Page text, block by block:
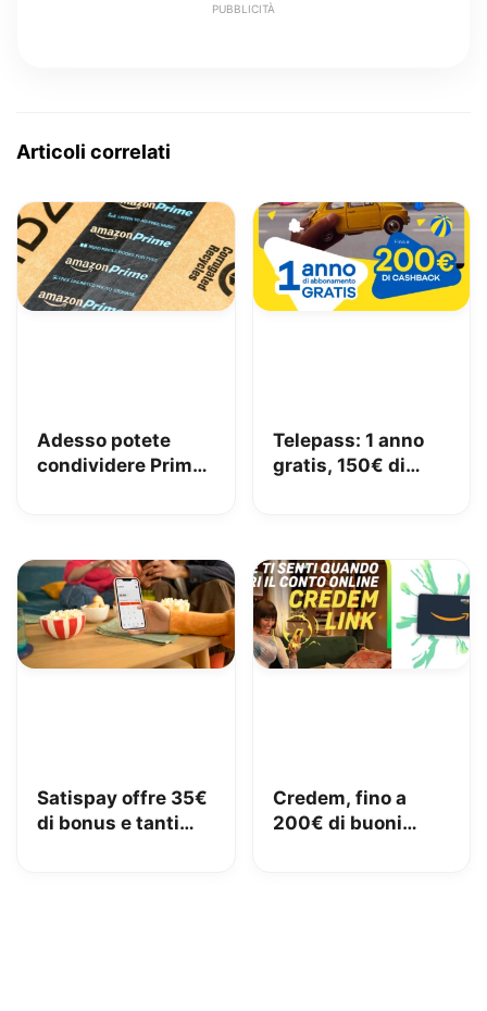
PUBBLICITÀ
Articoli correlati
Adesso potete
condividere Prime
Telepass: 1 anno
gratis, 150€ di
Satispay offre 35€
di bonus e tanti
Credem, fino a
200€ di buoni